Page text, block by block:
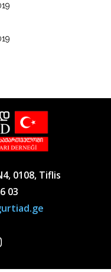
0108, Tiflis
03